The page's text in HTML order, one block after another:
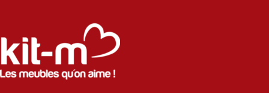
Salon angle - Salon convertible - Salon relax - Canapé -
Canapé lit - Cuisine sur-mesure - Fauteuil - Armoire - Table
et chaise - Meuble de salle de bain - Literie - Lit - Bureau -
Électroménager - Télévision led - Réfrigérateur -